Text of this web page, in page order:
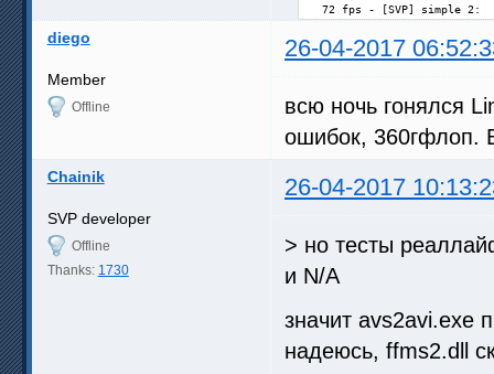
72 fps - [SVP] simple 2:
diego 26-04-2017
Member
Offline
всю ночь гонялся
ошибок, 360гфлоп.
Chainik 26-04-2017
SVP developer
Offline
Thanks: 1730
> но тесты
и N/A
значит avs2avi.exe
надеюсь, ffms2.dll